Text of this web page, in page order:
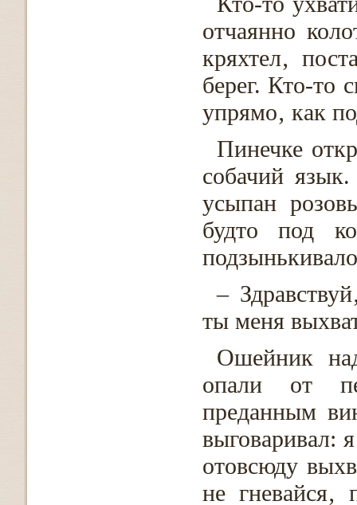
отчаянно
кряхтел‚
берег. Кто-то
упрямо‚ как
Пинечке
собачий
усыпан
будто под
–
ты меня
Ошейник
опали от
преданным
выговаривал:
отовсюду
не гневайся‚